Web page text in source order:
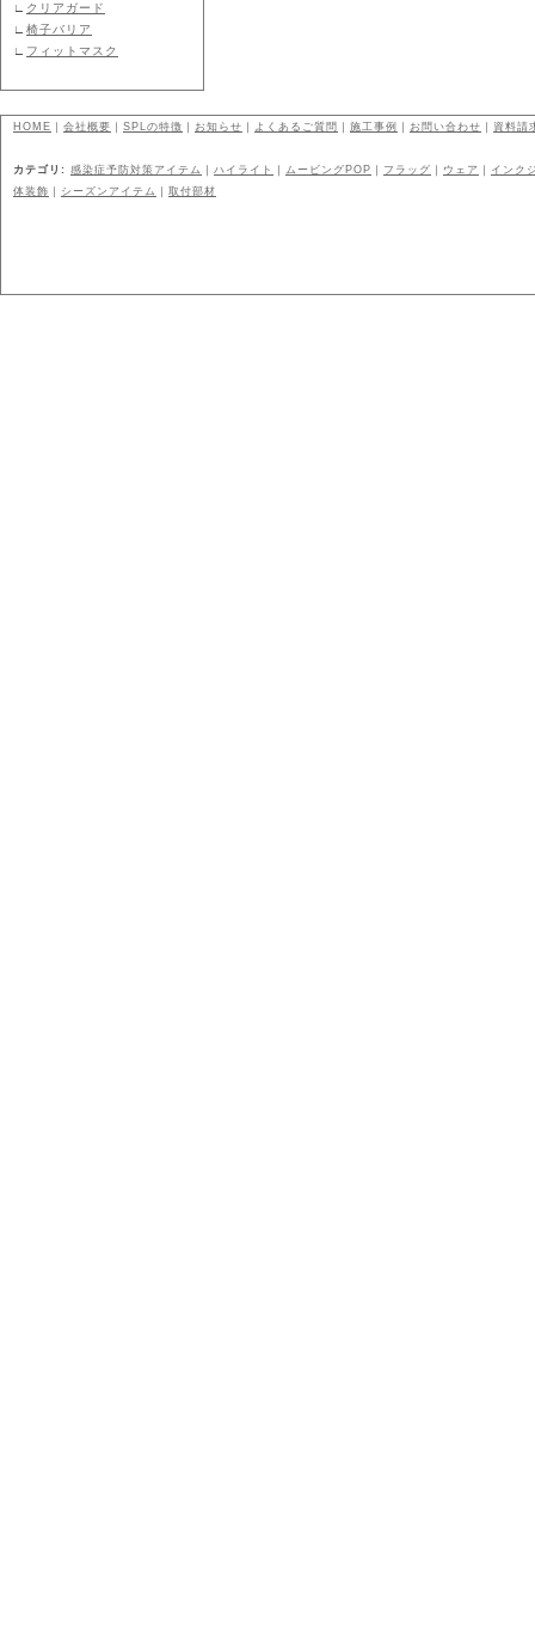
∟ クリアガード
∟ 椅子バリア
∟ フィットマスク
HOME ｜ 会社概要 ｜ SPLの特徴 ｜ お知らせ ｜ よくあるご質問 ｜ 施工事例 ｜ お問い合わせ ｜ 資料請
カテゴリ: 感染症予防対策アイテム ｜ ハイライト ｜ ムービングPOP ｜ フラッグ ｜ ウェア ｜ インク
体装飾 ｜ シーズンアイテム ｜ 取付部材